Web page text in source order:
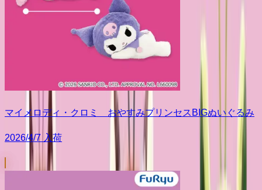
マイメロディ・クロミ おやすみプリンセスBIGぬいぐるみ
2026/4/7 入荷